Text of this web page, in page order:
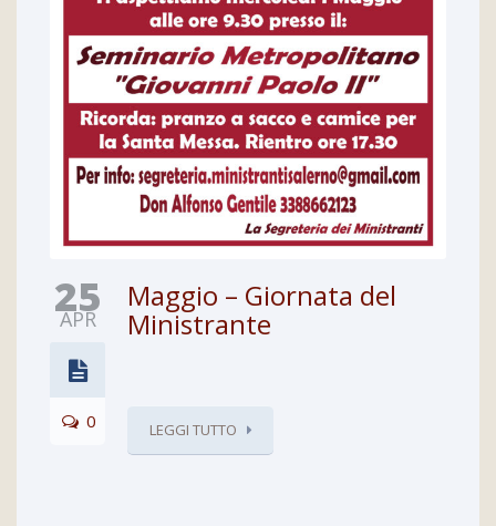
25
APR
0
Maggio – Giornata del
Ministrante
LEGGI TUTTO